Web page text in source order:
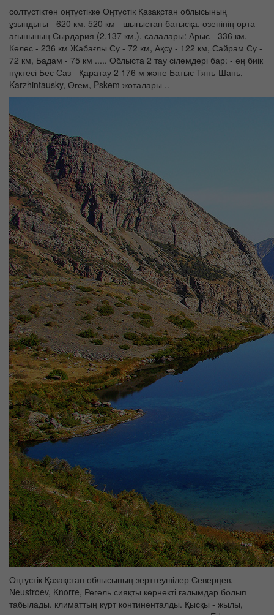
солтүстіктен оңтүстікке Оңтүстік Қазақстан облысының
ұзындығы - 620 км. 520 км - шығыстан батысқа. өзенінің орта
ағынының Сырдария (2,137 км.), салалары: Арыс - 336 км,
Келес - 236 км Жабағлы Су - 72 км, Ақсу - 122 км, Сайрам Су -
72 км, Бадам - 75 км ..... Облыста 2 тау сілемдері бар: - ең биік
нүктесі Бес Саз - Қаратау 2 176 м және Батыс Тянь-Шань,
Karzhintausky, Өгем, Pskem жоталары ..
Оңтүстік Қазақстан облысының зерттеушілер Северцев,
Neustroev, Knorre, Регель сияқты көрнекті ғалымдар болып
табылады. климаттың күрт континенталды. Қысқы - жылы,